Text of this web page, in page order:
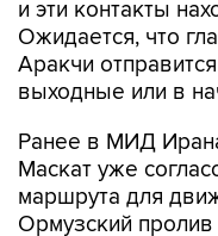
и эти контакты
Ожидается, что
Аракчи
выходные или в
Ранее в МИД
Маскат уже
маршрута для
Ормузский пролив